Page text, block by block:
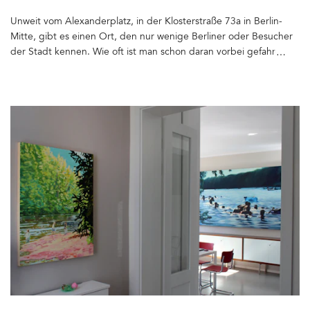
Original-Maschinen aus den 1920-1950er Jahren produzieren
lässt. Hier im Fire Department stellen auch Gitta Plotnicki oder
Pike Brothers aus. Dirk Thomas von Merz b. Schwanen machte
Craftsmen Canteen im Hangar besteht ausschließlich aus ihren
Tischen und Stühlen, ebenso die Möbel im Fire Department.
Dank Dirk Thomas habe ich auch den britischen Designer Nigel
Cabourn kennen gelernt und durfte dort fotografieren. Seine
Mode erzählt Geschichten von Abenteurern und Expeditionen. Er
liebt die Kleidung von 1900 - 1950 und lässt sich von ihr
inspirieren. In der L.O.C.K Area war ich bei Meindl, AG Adriano
oder The Last Conspiracy. Ich hätte überall Fotos machen
können, denn die Shop-Designs waren meist außergewöhnlich.
Die Fahrrad-Deko von Bobrand fiel besonders auf: There's no
brand like nobrand! Die Shop-Istallationen der Schuh-
Manufakturen Floris van Bommel und Frye gefielen mir
auch gut&hellip
Unweit vom Alexanderplatz, in der Klosterstraße 73a in Berlin-
Mitte, gibt es einen Ort, den nur wenige Berliner oder Besucher
der Stadt kennen. Wie oft ist man schon daran vorbei gefahren,
Feldsteinen, auf einem dem Franziskaner-Ordens zur Verfügung
Die Geschichte der Klosterruine und Informationen zu
Öffnungszeiten könnt Ihr hier nachlesen. Der Sprung ins
Mittelalter gelingt am besten, wenn Ihr Euch der Ruine von der
Waisenstraße aus nähert – dort stehen noch immer die kleinen
dreigeschossigen Bürgerhäuser aus dem 17. Jahrhundert. In
einem Gebäude auf der gegenüberliegenden Straßenheite
befindet sich das Restaurant Zur letzten Instanz erstmals 1561
erwähnt und eingerahmt von Resten der alten Stadtmauer –
unglaublich, wie man hier Berliner Geschichte sehen und fühlen
kann. 100 Meter weiter schaut der Fernsehturm in
unterschiedlichen Perspektiven durch die Ruine – ein